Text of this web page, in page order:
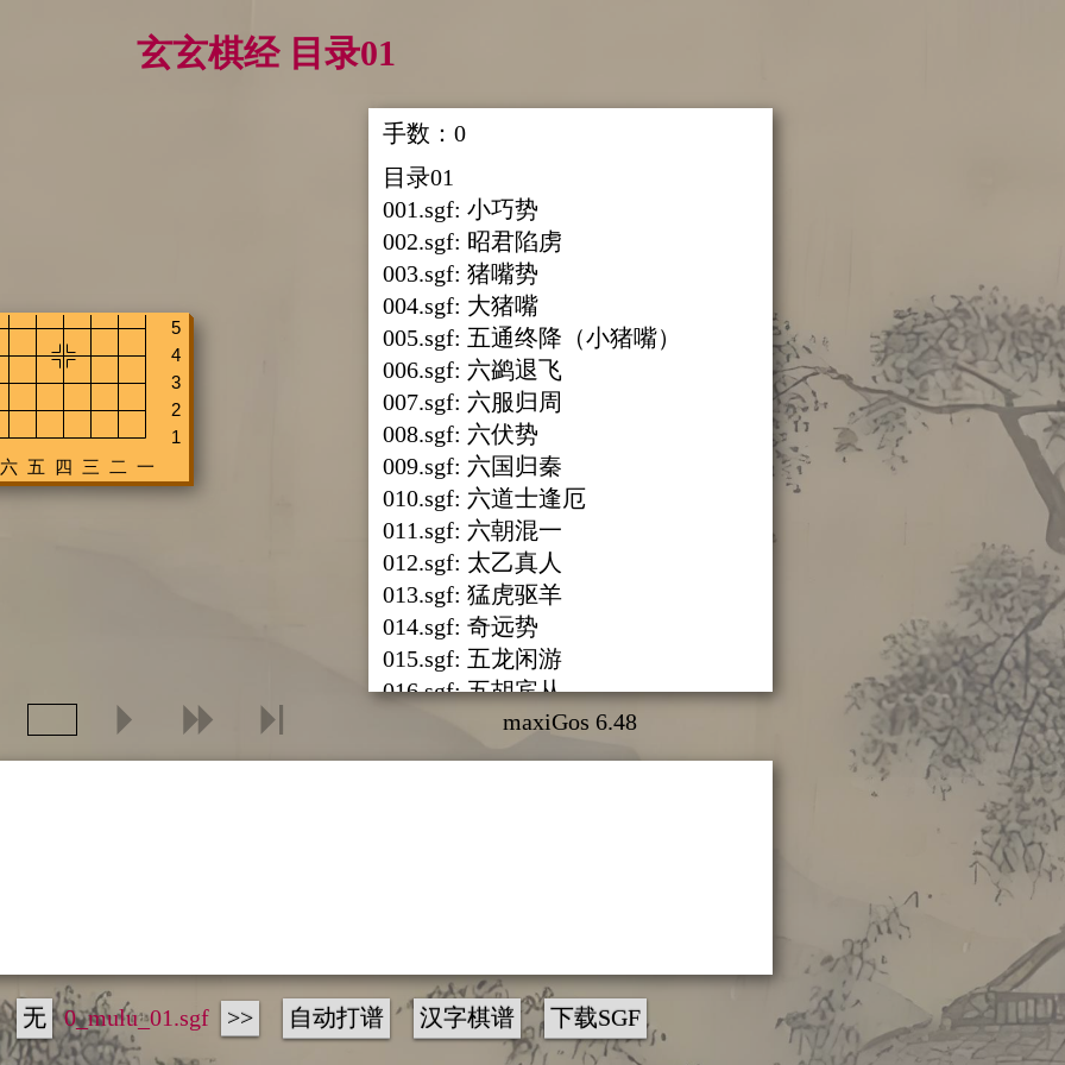
玄玄棋经 目录01
手数： 0
目录01
001.sgf: 小巧势
002.sgf: 昭君陷虏
003.sgf: 猪嘴势
004.sgf: 大猪嘴
005.sgf: 五通终降（小猪嘴）
006.sgf: 六鹢退飞
007.sgf: 六服归周
008.sgf: 六伏势
009.sgf: 六国归秦
010.sgf: 六道士逢厄
011.sgf: 六朝混一
012.sgf: 太乙真人
013.sgf: 猛虎驱羊
014.sgf: 奇远势
015.sgf: 五龙闲游
016.sgf: 五胡宾从
017.sgf: 蛇化龙
018.sgf: 小机
025.sgf: 相如归璧
026.sgf: 六贵同朝
027.sgf: 夺槊
maxiGos 6.48
无 0_mulu_01.sgf >> 自动打谱 汉字棋谱 下载SGF